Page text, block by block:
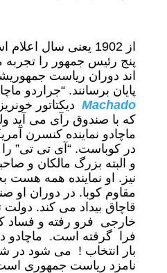
پنج رئیس جمهور را
اند دوران ریاست
پایان برسانند. “جراردو
Machado دیکتاتور
که با صندوق رآی می آید
ماچادو نماینده کنسرن
در کوباست. “آی تی تی”
و البته بزرگ مالکان و
نیز. او نماینده همه هست
مقاوم کوبا. در دوران او
قاچاق بیداد می کند.
خارجی فرو رفته و فساد
بار انتخاب ! می شود در
نامزد ریاست جمهوری